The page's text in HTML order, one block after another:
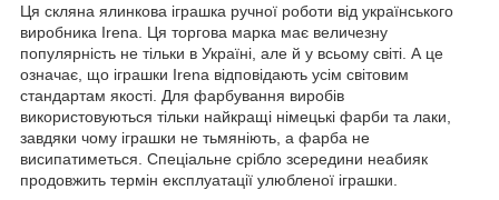
Ця скляна ялинкова іграшка ручної роботи від українського
виробника Irena. Ця торгова марка має величезну
популярність не тільки в Україні, але й у всьому світі. А це
означає, що іграшки Irena відповідають усім світовим
стандартам якості. Для фарбування виробів
використовуються тільки найкращі німецькі фарби та лаки,
завдяки чому іграшки не тьмяніють, а фарба не
висипатиметься. Спеціальне срібло зсередини неабияк
продовжить термін експлуатації улюбленої іграшки.